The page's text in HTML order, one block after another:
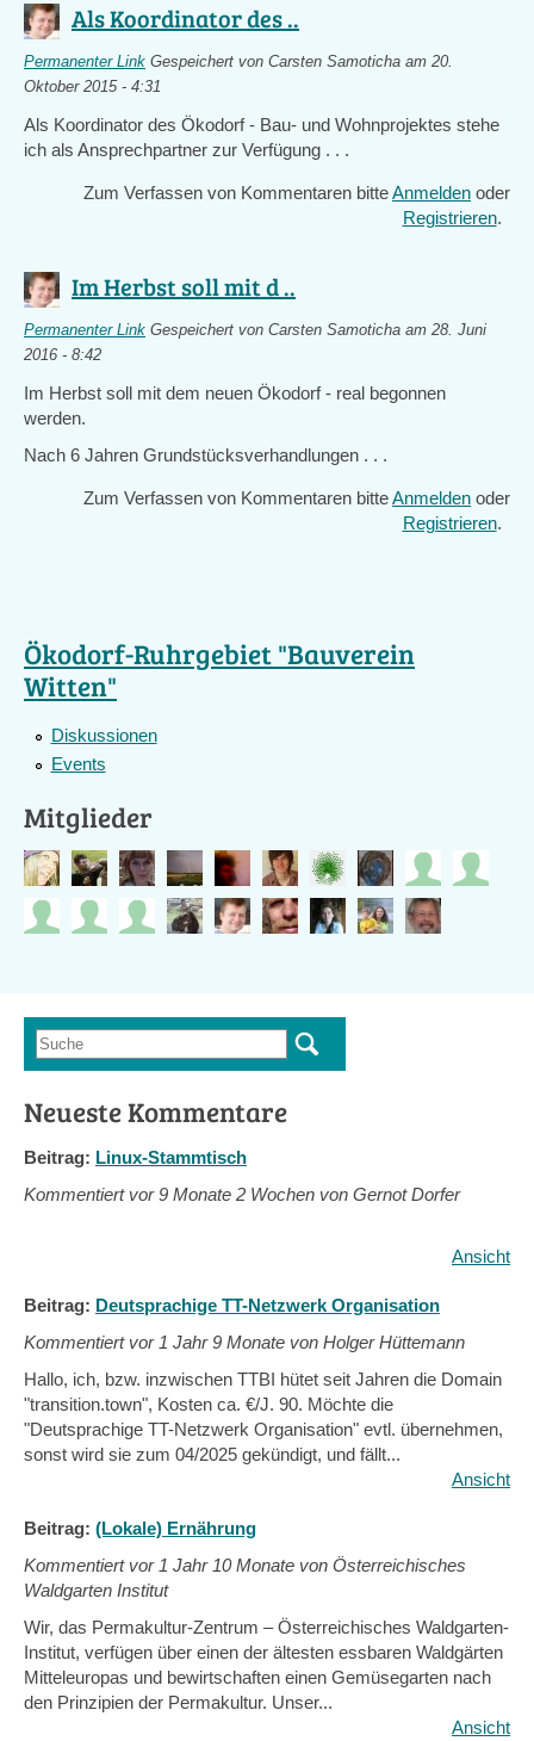
Als Koordinator des ..
Permanenter Link Gespeichert von Carsten Samoticha am 20.
Oktober 2015 - 4:31
Als Koordinator des Ökodorf - Bau- und Wohnprojektes stehe
ich als Ansprechpartner zur Verfügung . . .
Zum Verfassen von Kommentaren bitteAnmelden oder
Registrieren.
Im Herbst soll mit d ..
Permanenter Link Gespeichert von Carsten Samoticha am 28. Juni
2016 - 8:42
Im Herbst soll mit dem neuen Ökodorf - real begonnen
werden.
Nach 6 Jahren Grundstücksverhandlungen . . .
Zum Verfassen von Kommentaren bitteAnmelden oder
Registrieren.
Ökodorf-Ruhrgebiet "Bauverein
Witten"
Diskussionen
Events
Mitglieder
Suchformular
Suche
Neueste Kommentare
Beitrag: Linux-Stammtisch
Kommentiert vor9 Monate 2 Wochen von Gernot Dorfer
Ansicht
Beitrag: Deutsprachige TT-Netzwerk Organisation
Kommentiert vor 1 Jahr 9 Monate von Holger Hüttemann
Hallo, ich, bzw. inzwischen TTBI hütet seit Jahren die Domain
"transition.town", Kosten ca. €/J. 90. Möchte die
"Deutsprachige TT-Netzwerk Organisation" evtl. übernehmen,
sonst wird sie zum 04/2025 gekündigt, und fällt...
Ansicht
Beitrag: (Lokale) Ernährung
Kommentiert vor 1 Jahr 10 Monate von Österreichisches
Waldgarten Institut
Wir, das Permakultur-Zentrum – Österreichisches Waldgarten-
Institut, verfügen über einen der ältesten essbaren Waldgärten
Mitteleuropas und bewirtschaften einen Gemüsegarten nach
den Prinzipien der Permakultur. Unser...
Ansicht